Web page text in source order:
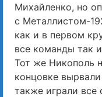
Михайленко, но
с Металлистом-
как и в первом
все команды так
Тот же Никополь
концовке
также играли все